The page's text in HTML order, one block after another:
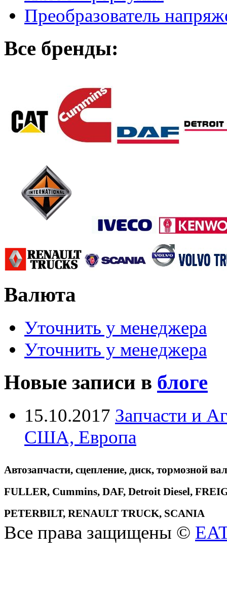
Преобразователь
Все бренды:
Валюта
Уточнить у менеджера
Уточнить у менеджера
Новые записи в блоге
15.10.2017 Запчасти и
США, Европа
Автозапчасти, сцепление, диск, тормозной
FULLER, Cummins, DAF, Detroit Diesel,
PETERBILT, RENAULT TRUCK, SCANIA
Все права защищены ©